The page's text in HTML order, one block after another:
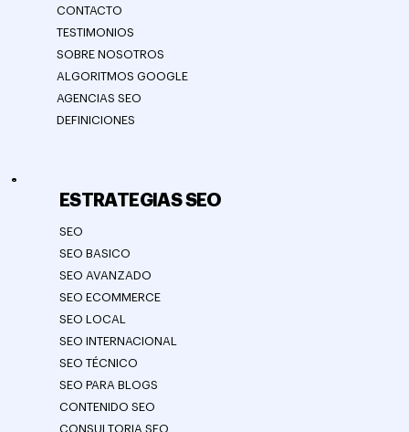
CONTACTO
TESTIMONIOS
SOBRE NOSOTROS
ALGORITMOS GOOGLE
AGENCIAS SEO
DEFINICIONES
ESTRATEGIAS SEO
SEO
SEO BASICO
SEO AVANZADO
SEO ECOMMERCE
SEO LOCAL
SEO INTERNACIONAL
SEO TÉCNICO
SEO PARA BLOGS
CONTENIDO SEO
CONSULTORIA SEO